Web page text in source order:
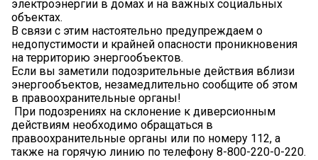
электроэнергии в домах и на важных социальных
объектах.
В связи с этим настоятельно предупреждаем о
недопустимости и крайней опасности проникновения
на территорию энергообъектов.
Если вы заметили подозрительные действия вблизи
энергообъектов, незамедлительно сообщите об этом
в правоохранительные органы!
️ При подозрениях на склонение к диверсионным
действиям необходимо обращаться в
правоохранительные органы или по номеру 112, а
также на горячую линию по телефону 8-800-220-0-220.